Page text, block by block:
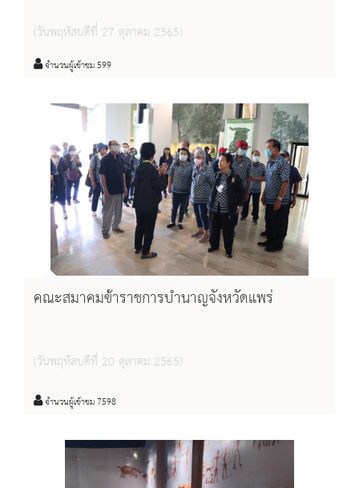
(วันพฤหัสบดีที่ 27 ตุลาคม 2565)
จำนวนผู้เข้าชม 599
คณะสมาคมข้าราชการบำนาญจังหวัดแพร่
(วันพฤหัสบดีที่ 20 ตุลาคม 2565)
จำนวนผู้เข้าชม 7598